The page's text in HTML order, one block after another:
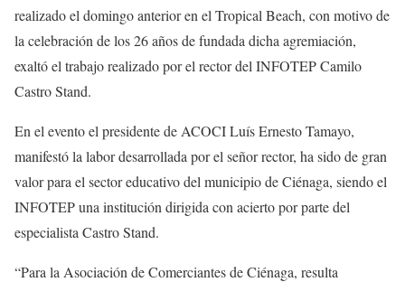
realizado el domingo anterior en el Tropical Beach, con motivo de
la celebración de los 26 años de fundada dicha agremiación,
exaltó el trabajo realizado por el rector del INFOTEP Camilo
Castro Stand.
En el evento el presidente de ACOCI Luís Ernesto Tamayo,
manifestó la labor desarrollada por el señor rector, ha sido de gran
valor para el sector educativo del municipio de Ciénaga, siendo el
INFOTEP una institución dirigida con acierto por parte del
especialista Castro Stand.
“Para la Asociación de Comerciantes de Ciénaga, resulta